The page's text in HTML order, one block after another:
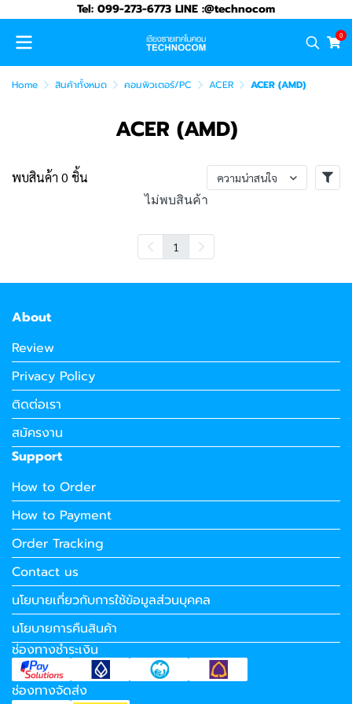
Tel: 099-273-6773 LINE :@technocom
0
Home สินค้าทั้งหมด คอมพิวเตอร์/PC ACER ACER (AMD)
ACER (AMD)
พบสินค้า 0 ชิ้น ความน่าสนใจ
ไม่พบสินค้า
1
About
Review
Privacy Policy
ติดต่อเรา
สมัครงาน
Support
How to Order
How to Payment
Order Tracking
Contact us
นโยบายเกี่ยวกับการใช้ข้อมูลส่วนบุคคล
นโยบายการคืนสินค้า
ช่องทางชำระเงิน
ช่องทางจัดส่ง